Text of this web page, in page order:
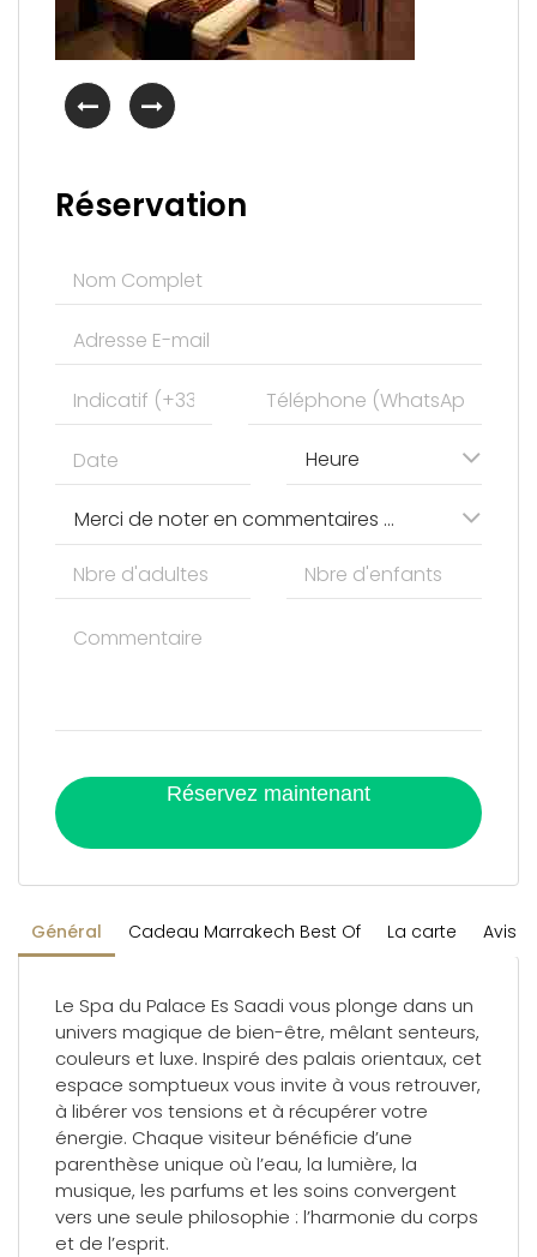
Général Cadeau Marrakech Best Of La carte Avis
Le Spa du Palace Es Saadi vous plonge dans un
univers magique de bien-être, mêlant senteurs,
couleurs et luxe. Inspiré des palais orientaux, cet
espace somptueux vous invite à vous retrouver,
à libérer vos tensions et à récupérer votre
énergie. Chaque visiteur bénéficie d’une
parenthèse unique où l’eau, la lumière, la
musique, les parfums et les soins convergent
vers une seule philosophie : l’harmonie du corps
et de l’esprit.
Réservation
Heure
Merci de noter en commentaires les prestations
Réservez maintenant